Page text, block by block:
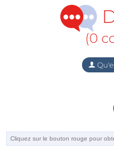
Numérique Terrestre -
individuel/collectif,
OFFRE SPÉCIALE :
Calendrier du passage au tout
(0